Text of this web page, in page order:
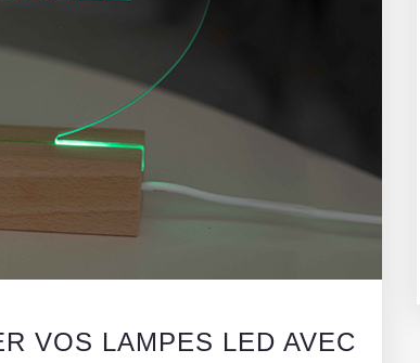
VOS LAMPES LED AVEC